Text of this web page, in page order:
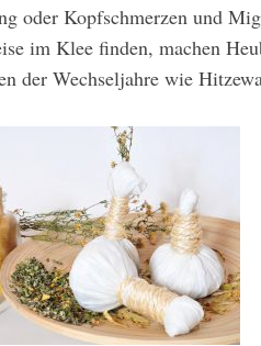
oder Kopfschmerzen und
im Klee finden, machen
der Wechseljahre wie